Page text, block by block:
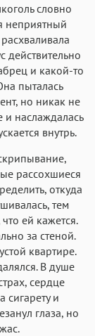
словно
неприятный
действительно
и какой-то
пыталась
но никак не
и наслаждалась
внутрь.
рассохшиеся
откуда
тем
ей кажется.
за стеной.
квартире.
В душе
сердце
сигарету и
глаза, но